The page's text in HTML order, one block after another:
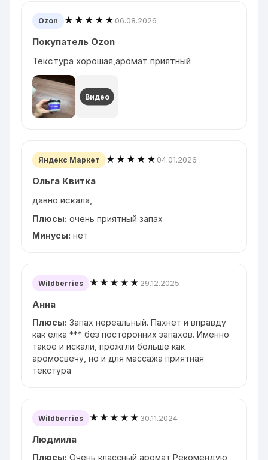
Ozon ★★★★★ 06.08.2026
Покупатель Ozon
Текстура хорошая,аромат приятный
Видео
Яндекс Маркет ★★★★★ 04.01.2026
Ольга Квитка
давно искала,
Плюсы: очень приятный запах
Минусы: нет
Wildberries ★★★★★ 29.12.2025
Анна
Плюсы: Запах нереальный. Пахнет и вправду
как елка *** без посторонних запахов. Именно
такое и искали, прожгли больше как
аромосвечу, но и для массажа приятная
текстура
Wildberries ★★★★★ 30.11.2024
Людмила
Плюсы: Очень классный аромат Рекомендую